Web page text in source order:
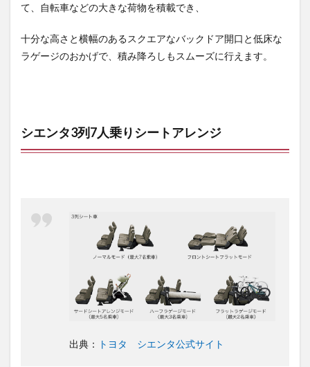
て、自転車などの大きな荷物を積載でき、
十分な高さと横幅のあるスクエアなバックドア開口と低床な
ラゲージのおかげで、積み降ろしもスムーズに行えます。
シエンタ3列7人乗りシートアレンジ
出典： トヨタ シエンタ公式サイト